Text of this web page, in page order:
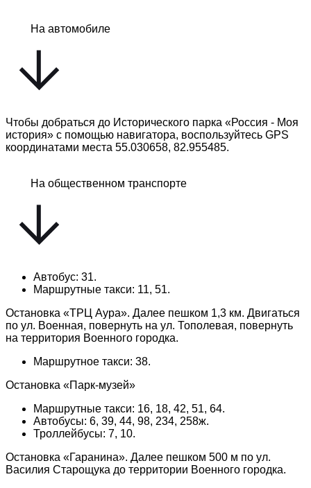
На автомобиле
Чтобы добраться до Исторического парка «Россия - Моя
история» с помощью навигатора, воспользуйтесь GPS
координатами места 55.030658, 82.955485.
На общественном транспорте
Автобус: 31.
Маршрутные такси: 11, 51.
Остановка «ТРЦ Аура». Далее пешком 1,3 км. Двигаться
по ул. Военная, повернуть на ул. Тополевая, повернуть
на территория Военного городка.
Маршрутное такси: 38.
Остановка «Парк-музей»
Маршрутные такси: 16, 18, 42, 51, 64.
Автобусы: 6, 39, 44, 98, 234, 258ж.
Троллейбусы: 7, 10.
Остановка «Гаранина». Далее пешком 500 м по ул.
Василия Старощука до территории Военного городка.